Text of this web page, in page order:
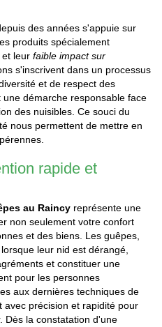
des années s'appuie sur
produits spécialement
et leur faible impact sur
s'inscrivent dans un processus
et de respect des
démarche responsable face
des nuisibles. Ce souci du
nous permettent de mettre en
rapide et
au Raincy représente une
non seulement votre confort
et des biens. Les guêpes,
leur nid est dérangé,
et constituer une
pour les personnes
aux dernières techniques de
avec précision et rapidité pour
Dès la constatation d'une